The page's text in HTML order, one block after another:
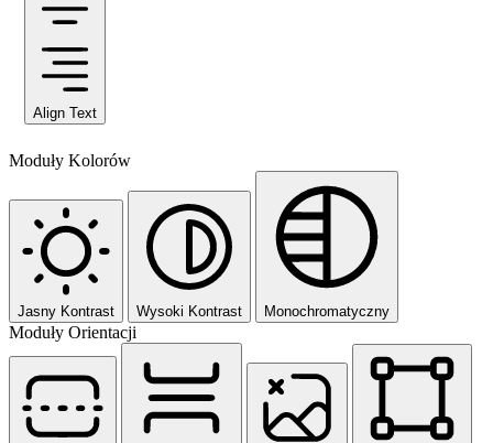
Align Text
Moduły Kolorów
Jasny Kontrast Wysoki Kontrast Monochromatyczny
Moduły Orientacji